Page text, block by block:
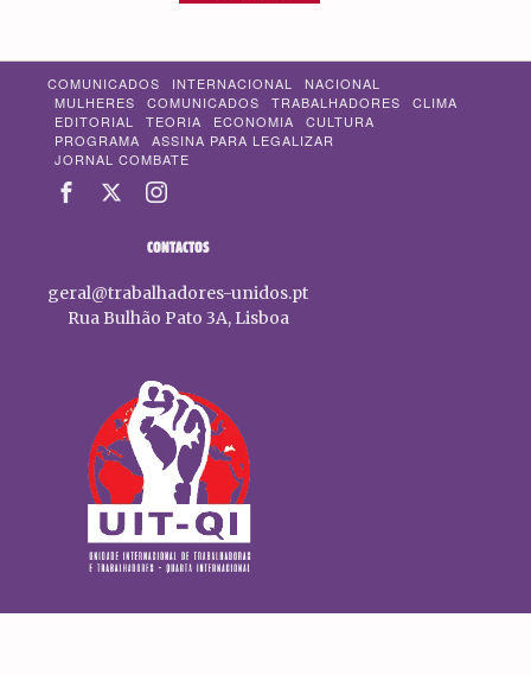
COMUNICADOS INTERNACIONAL
NACIONAL
MULHERES
COMUNICADOS TRABALHADORES
CLIMA
EDITORIAL
TEORIA ECONOMIA
CULTURA
PROGRAMA
ASSINA PARA LEGALIZAR
JORNAL COMBATE
CONTACTOS
geral@trabalhadores-unidos.pt
Rua Bulhão Pato 3A, Lisboa